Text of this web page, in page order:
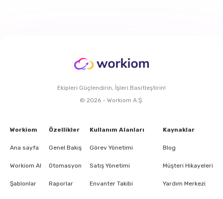
Ekipleri Güçlendirin, İşleri Basitleştirin!
© 2026 - Workiom A.Ş.
Workiom
Ana sayfa
Workiom AI
Şablonlar
Özellikler
Genel Bakış
Otomasyon
Raporlar
Kullanım Alanları
Görev Yönetimi
Satış Yönetimi
Envanter Takibi
Kaynaklar
Blog
Müşteri Hikayeleri
Yardım Merkezi